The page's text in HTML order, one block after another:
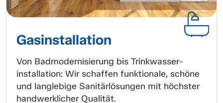
Gasinstallation
Von Badmodernisierung bis Trinkwasser-
installation: Wir schaffen funktionale, schöne
und langlebige Sanitärlösungen mit höchster
handwerklicher Qualität.